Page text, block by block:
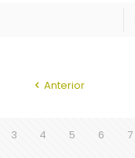
Anterior
3 4 5 6 7